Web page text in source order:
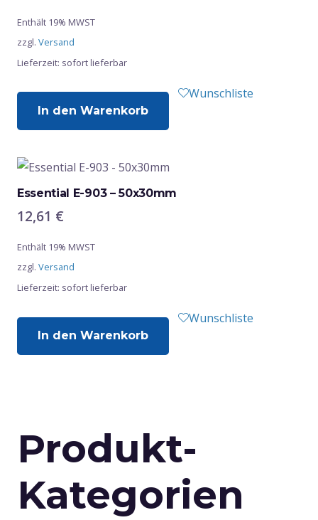
Produktseite
Enthält 19% MWST
zzgl. Versand
Lieferzeit: sofort lieferbar
In den Warenkorb
Wunschliste
Essential E-903 – 50x30mm
12,61 €
Enthält 19% MWST
zzgl. Versand
Lieferzeit: sofort lieferbar
In den Warenkorb
Wunschliste
Produkt-
Kategorien